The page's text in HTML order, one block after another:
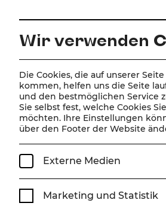
Wir verwenden
Die Cookies, die auf unserer
kommen, helfen uns die Seite
und den bestmöglichen Service
Sie selbst fest, welche Cookies
möchten. Ihre Einstellungen
über den Footer der Website
Externe Medien
Marketing und Statistik
Home Online Magazin The Sound
Szenenfotos
The Sound of
SPIELZEIT 25/26 SZENENFOTOS